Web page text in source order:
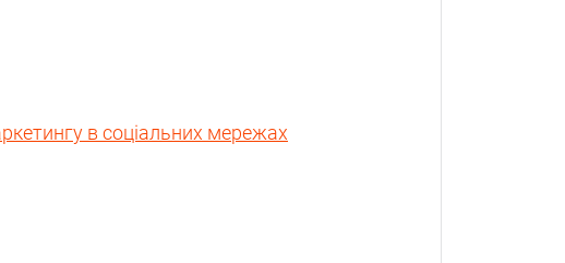
в соціальних мережах